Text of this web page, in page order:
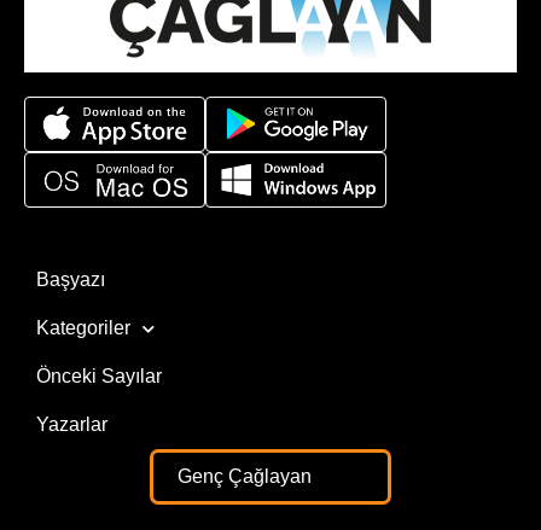
Başyazı
Kategoriler
Önceki Sayılar
Yazarlar
Genç Çağlayan